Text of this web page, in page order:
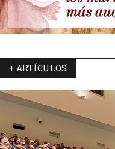
+ ARTÍCULOS